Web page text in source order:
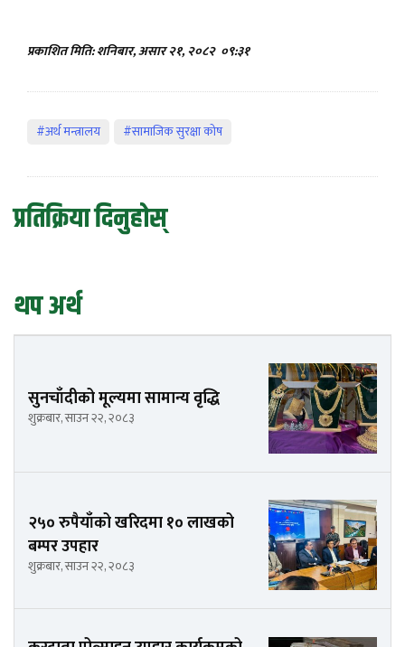
प्रकाशित मिति: शनिबार, असार २१, २०८२ ०९:३१
#अर्थ मन्त्रालय #सामाजिक सुरक्षा कोष
प्रतिक्रिया दिनुहोस्
थप अर्थ
सुनचाँदीको मूल्यमा सामान्य वृद्धि
शुक्रबार, साउन २२, २०८३
२५० रुपैयाँको खरिदमा १० लाखको
बम्पर उपहार
शुक्रबार, साउन २२, २०८३